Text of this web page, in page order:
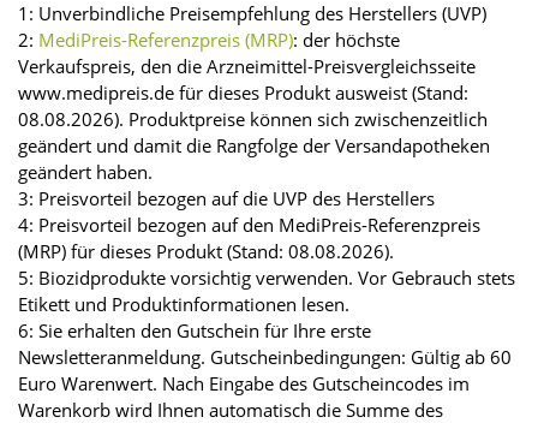
1: Unverbindliche Preisempfehlung des Herstellers (UVP)
2: MediPreis-Referenzpreis (MRP): der höchste
Verkaufspreis, den die Arzneimittel-Preisvergleichsseite
www.medipreis.de für dieses Produkt ausweist (Stand:
08.08.2026). Produktpreise können sich zwischenzeitlich
geändert und damit die Rangfolge der Versandapotheken
geändert haben.
3: Preisvorteil bezogen auf die UVP des Herstellers
4: Preisvorteil bezogen auf den MediPreis-Referenzpreis
(MRP) für dieses Produkt (Stand: 08.08.2026).
5: Biozidprodukte vorsichtig verwenden. Vor Gebrauch stets
Etikett und Produktinformationen lesen.
6: Sie erhalten den Gutschein für Ihre erste
Newsletteranmeldung. Gutscheinbedingungen: Gültig ab 60
Euro Warenwert. Nach Eingabe des Gutscheincodes im
Warenkorb wird Ihnen automatisch die Summe des